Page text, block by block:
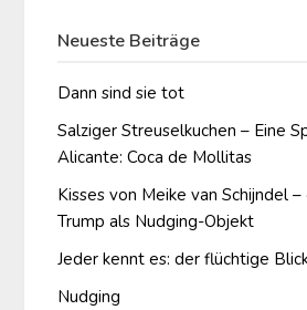
Neueste Beiträge
Dann sind sie tot
Salziger Streuselkuchen – Eine
Alicante: Coca de Mollitas
Kisses von Meike van Schijndel
Trump als Nudging-Objekt
Jeder kennt es: der flüchtige
Nudging